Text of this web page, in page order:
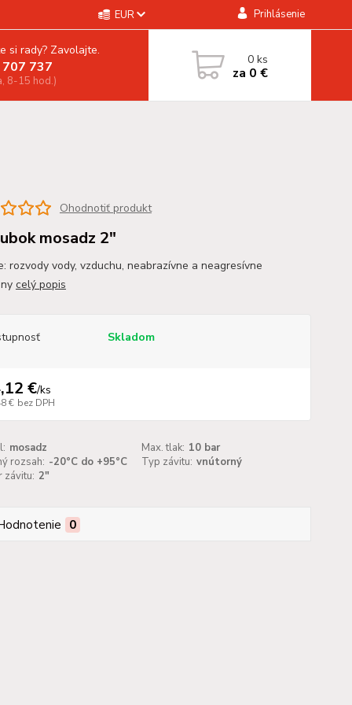
EUR Prihlásenie
si rady? Zavolajte.
737
8-15 hod.)
0ks
za 0 €
Ohodnotiť produkt
mosadz 2"
rozvody vody, vzduchu, neabrazívne a neagresívne
celý popis
Skladom
€/ks
€ bez DPH
mosadz Max. tlak: 10 bar
rozsah: -20°C do +95°C Typ závitu: vnútorný
závitu: 2"
0